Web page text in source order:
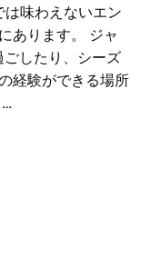
は味わえないエン
あります。 ジャ
ごしたり、シーズ
経験ができる場所
…
の中で、質の高い
か?
ールするジャンバ
さい。
ろにある、ニュー